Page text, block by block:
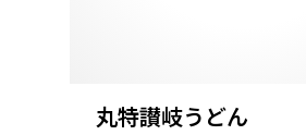
丸特讃岐うどん